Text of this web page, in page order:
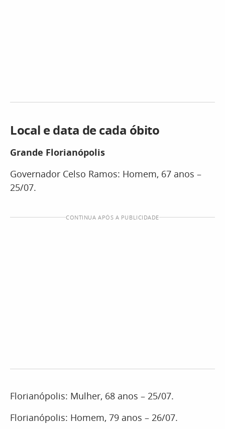
Local e data de cada óbito
Grande Florianópolis
Governador Celso Ramos: Homem, 67 anos –
25/07.
CONTINUA APÓS A PUBLICIDADE
Florianópolis: Mulher, 68 anos – 25/07.
Florianópolis: Homem, 79 anos – 26/07.